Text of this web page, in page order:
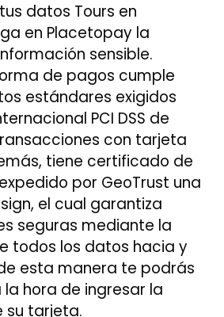
datos Tours en
en Placetopay la
sensible.
de pagos cumple
estándares exigidos
PCI DSS de
con tarjeta
tiene certificado de
por GeoTrust una
el cual garantiza
seguras mediante la
todos los datos hacia y
esta manera te podrás
hora de ingresar la
su tarjeta.